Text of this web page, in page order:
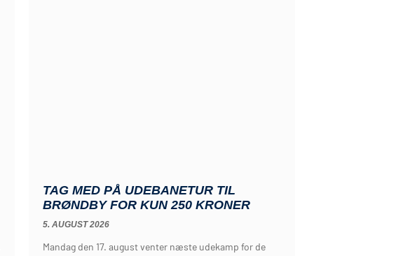
TAG MED PÅ UDEBANETUR TIL
BRØNDBY FOR KUN 250 KRONER
5. AUGUST 2026
Mandag den 17. august venter næste udekamp for de